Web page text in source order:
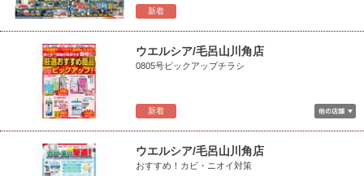
新着
新着
ウエルシア/毛呂山川角店
0805号ピックアップチラシ
ウエルシア/毛呂山川角店
おすすめ！カビ・ニオイ対策